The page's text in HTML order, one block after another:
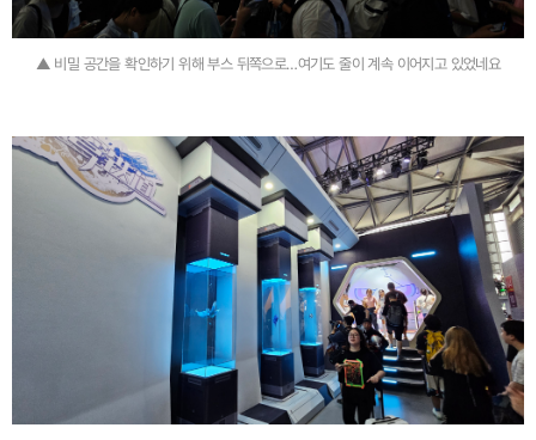
▲ 비밀 공간을 확인하기 위해 부스 뒤쪽으로…여기도 줄이 계속 이어지고 있었네요